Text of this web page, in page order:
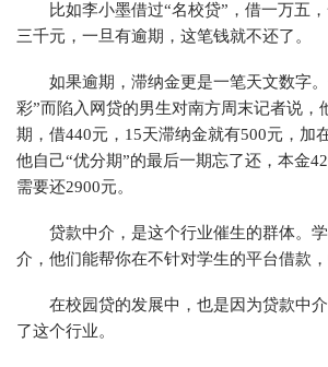
比如李小墨借过“名校贷”，借一万五
三千元，一旦有逾期，这笔钱就不还了。
如果逾期，滞纳金更是一笔天文数字
彩”而陷入网贷的男生对南方周末记者说，
期，借440元，15天滞纳金就有500元，加
他自己“优分期”的最后一期忘了还，本金
需要还2900元。
贷款中介，是这个行业催生的群体。
介，他们能帮你在不针对学生的平台借款，
在校园贷的发展中，也是因为贷款中
了这个行业。